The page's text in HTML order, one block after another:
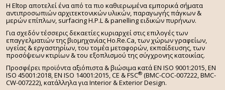
H Eltop αποτελεί ένα από τα πιο καθιερωμένα εμπορικά σήματα
αντιπροσωπιών αρχιτεκτονικών υλικών, παραγωγής πάγκων &
μερών επίπλων, surfacing H.P.L & panelling ειδικών πυρήνων.
Για σχεδόν τέσσερις δεκαετίες κυριαρχεί στις επιλογές των
επαγγελματιών της βιομηχανίας Ho.Re.Ca, των χώρων γραφείων,
υγείας & εργαστηρίων, του τομέα μεταφορών, εκπαίδευσης, των
προσόψεων κτιρίων & του εξοπλισμού της σύγχρονης κατοικίας.
Προσφέρει προϊόντα αξιόπιστα & βιώσιμα κατά EN ISO 9001:2015, EN
ISO 45001:2018, EN ISO 14001:2015,CE & FSC® (BMC-COC-007222, BMC-
CW-007222), κατάλληλα για Interior & Exterior Design.